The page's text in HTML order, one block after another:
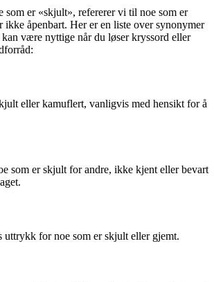
som er «skjult», refererer vi til noe som er
ikke åpenbart. Her er en liste over synonymer
være nyttige når du løser kryssord eller
eller kamuflert, vanligvis med hensikt for å
som er skjult for andre, ikke kjent eller bevart
uttrykk for noe som er skjult eller gjemt.